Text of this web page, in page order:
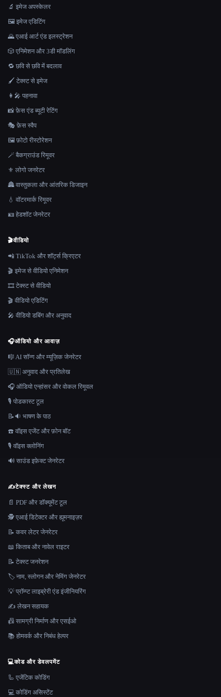
🔬 इमेज अपस्केलर
🖼️ इमेज एडिटिंग
🌄 एआई आर्ट एंड इलस्ट्रेशन
🎲 एनिमेशन और 3डी मॉडलिंग
🔁 छवि से छवि में बदलाव
🖌️ टेक्स्ट से इमेज
👩‍🎤 पहनावा
📸 फ़ेस एंड ब्यूटी रेटिंग
🎭 फ़ेस स्वैप
🖼️ फ़ोटो रीस्टोरेशन
🪄 बैकग्राउंड रिमूवर
⚜️ लोगो जनरेटर
🏯 वास्तुकला और आंतरिक डिजाइन
💧 वॉटरमार्क रिमूवर
🪪 हेडशॉट जेनरेटर
🎬वीडियो
📲 TikTok और शॉर्ट्स क्रिएटर
🎬 इमेज से वीडियो एनिमेशन
🎞️ टेक्स्ट से वीडियो
🎬 वीडियो एडिटिंग
🎤 वीडियो डबिंग और अनुवाद
🎧ऑडियो और आवाज़
🎼 AI सॉन्ग और म्यूज़िक जेनरेटर
🇺🇳 अनुवाद और प्रतिलेख
🎧 ऑडियो एन्हांसर और वोकल रिमूवल
🎙️ पोडकास्ट टूल
📝🔉 भाषण के पाठ
☎️ वॉइस एजेंट और फ़ोन बॉट
🎙️ वॉइस क्लोनिंग
🔊 साउंड इफ़ेक्ट जेनरेटर
✍️टेक्स्ट और लेखन
📄 PDF और डॉक्यूमेंट टूल
🕵️ एआई डिटेक्टर और ह्यूमनाइज़र
📝 कवर लेटर जेनरेटर
📖 किताब और नावेल राइटर
📝 टेक्स्ट जनरेशन
🏷️ नाम, स्लोगन और नेमिंग जेनरेटर
💡 प्रॉम्प्ट लाइब्रेरी एंड इंजीनियरिंग
✍️ लेखन सहायक
📠 सामग्री निर्माण और एसईओ
📚 होमवर्क और निबंध हेल्पर
💻कोड और डेवलपमेंट
🦾 एजेंटिक कोडिंग
💻 कोडिंग असिस्टेंट